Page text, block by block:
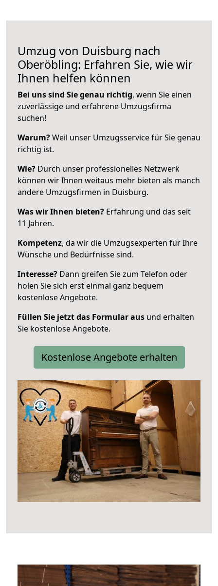
Umzug von Duisburg nach
Oberöbling: Erfahren Sie, wie wir
Ihnen helfen können
Bei uns sind Sie genau richtig, wenn Sie einen
zuverlässige und erfahrene Umzugsfirma
suchen!
Warum?Weil unser Umzugsservice für Sie genau
richtig ist.
Wie? Durch unser professionelles Netzwerk
können wir Ihnen weitaus mehr bieten als manch
andere Umzugsfirmen in Duisburg.
Was wir Ihnen bieten? Erfahrung und das seit
11 Jahren.
Kompetenz, da wir die Umzugsexperten für Ihre
Wünsche und Bedürfnisse sind.
Interesse? Dann greifen Sie zum Telefon oder
holen Sie sich erst einmal ganz bequem
kostenlose Angebote.
Füllen Sie jetzt das Formular aus und erhalten
Sie kostenlose Angebote.
Kostenlose Angebote erhalten